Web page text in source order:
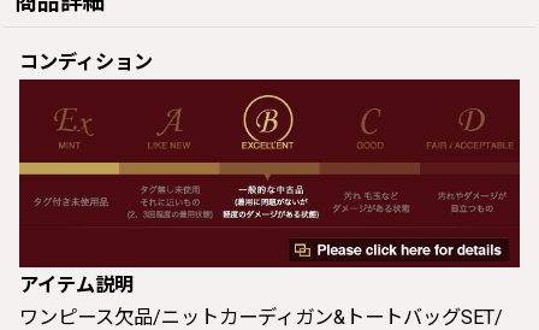
コンディション
アイテム説明
ワンピース欠品/ニットカーディガン&トートバッグSET/